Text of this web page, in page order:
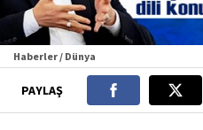
Haberler / Dünya
PAYLAŞ